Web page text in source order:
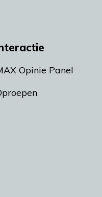
Opinie Panel